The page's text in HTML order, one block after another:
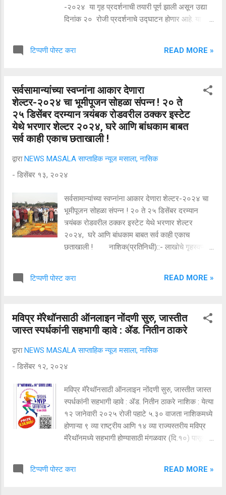
-२०२४ या गृह प्रदर्शनाची तयारी पूर्ण झाली असून उद्या
दिनांक २० रोजी प्रदर्शनाचे उद्घाटन होणार आहे. या
औद्योगिक प्लॉट यांचे असंख्य पर्याय तसेच इंटेरियर ,
असल्याची माहिती क्रेडाई नाशिक मेट्रोचे अध्यक्ष कृणाल
पाटील यांनी दिली. उद्घाटन प्रसंगी नाशिकचे
जिल्हाधिकारी जलज शर्मा , नाशिक महानगरपालिका
आयुक्त अशोक करंजकर , नाशिकचे पोलीस आयुक्त
संदीप कर्णिक, आदिवासी विकास महामंडळाच्या
च्या आयुक्त मन...
टिप्पणी पोस्ट करा READ MORE »
सर्वसामान्यांच्या स्वप्नांना आकार देणारा
शेल्टर-२०२४ चा भूमीपूजन सोहळा संपन्न ! २० ते
२५ डिसेंबर दरम्यान त्र्यंबक रोडवरील ठक्कर इस्टेट
येथे भरणार शेल्टर २०२४, घरे आणि बांधकाम बाबत
सर्व काही एकाच छताखाली !
द्वाराNEWS MASALA साप्ताहिक न्यूज मसाला, नासिक
- डिसेंबर १३, २०२४
सर्वसामान्यांच्या स्वप्नांना आकार देणारा शेल्टर-२०२४ चा
भूमीपूजन सोहळा संपन्न ! २० ते २५ डिसेंबर दरम्यान
त्र्यंबक रोडवरील ठक्कर इस्टेट येथे भरणार शेल्टर
२०२४, घरे आणि बांधकाम बाबत सर्व काही एकाच
छताखाली ! नाशिक(प्रतिनिधी)::- लाखोचे गृहस्वप्न
दरम्यान त्र्यंबक रोडवरील ठक्कर इस्टेट येथे शेल्टर
या प्रदर्शनात अगदी १० लाखापासून ५ कोटी पर्यंत
घरे, दुकाने, प्लॉट, फार्म हाऊस, ऑफिस, गोडाऊन, शेत
बांधकाम साहित्य, नाविन्य पूर्ण तंत्रज्ञान, सुरक्षा साहित्य, गृह
कर्ज असे अनेक स्टॉल एकाच छताखाली उपलब्ध
पाटील यांनी दिली. बांधकाम व्यावसायिकाचे
कोणत्याही शहराच्या जडणघडणीम...
टिप्पणी पोस्ट करा READ MORE »
मविप्र मॅरेथॉनसाठी ऑनलाइन नोंदणी सुरु, जास्तीत
जास्त स्पर्धकांनी सहभागी व्हावे : ॲड. नितीन ठाकरे
द्वाराNEWS MASALA साप्ताहिक न्यूज मसाला, नासिक
- डिसेंबर १२, २०२४
मविप्र मॅरेथॉनसाठी ऑनलाइन नोंदणी सुरु, जास्तीत जास्त
स्पर्धकांनी सहभागी व्हावे : ॲड. नितीन ठाकरे नाशिक : येत्या
१२ जानेवारी २०२५ रोजी पहाटे ५.३० वाजता नाशिकमध्ये
होणाऱ्या ९ व्या राष्ट्रीय आणि १४ व्या राज्यस्तरीय मविप्र
मॅरेथॉनमध्ये सहभागी होण्यासाठी मंगळवार (दि.१०) पासून
सरचिटणीस तथा आयोजन समितीचे अध्यक्ष ॲड. नितीन
टिप्पणी पोस्ट करा READ MORE »